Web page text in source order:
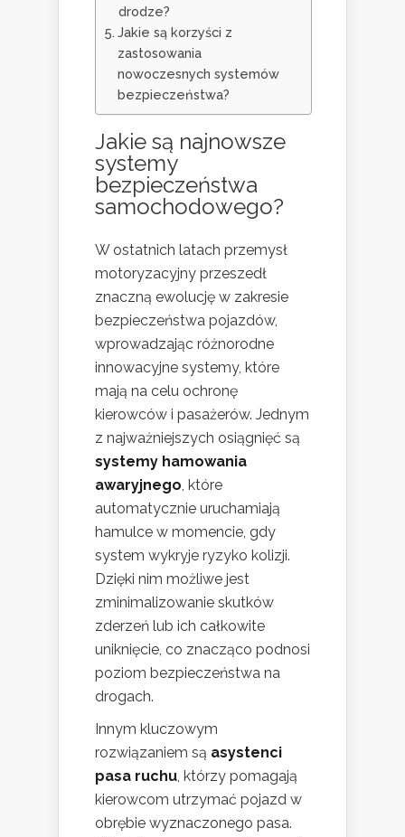
drodze?
Jakie są korzyści z
zastosowania
nowoczesnych systemów
bezpieczeństwa?
Jakie są najnowsze
systemy
bezpieczeństwa
samochodowego?
W ostatnich latach przemysł
motoryzacyjny przeszedł
znaczną ewolucję w zakresie
bezpieczeństwa pojazdów,
wprowadzając różnorodne
innowacyjne systemy, które
mają na celu ochronę
kierowców i pasażerów. Jednym
z najważniejszych osiągnięć są
systemy hamowania
awaryjnego, które
automatycznie uruchamiają
hamulce w momencie, gdy
system wykryje ryzyko kolizji.
Dzięki nim możliwe jest
zminimalizowanie skutków
zderzeń lub ich całkowite
uniknięcie, co znacząco podnosi
poziom bezpieczeństwa na
drogach.
Innym kluczowym
rozwiązaniem są asystenci
pasa ruchu, którzy pomagają
kierowcom utrzymać pojazd w
obrębie wyznaczonego pasa.